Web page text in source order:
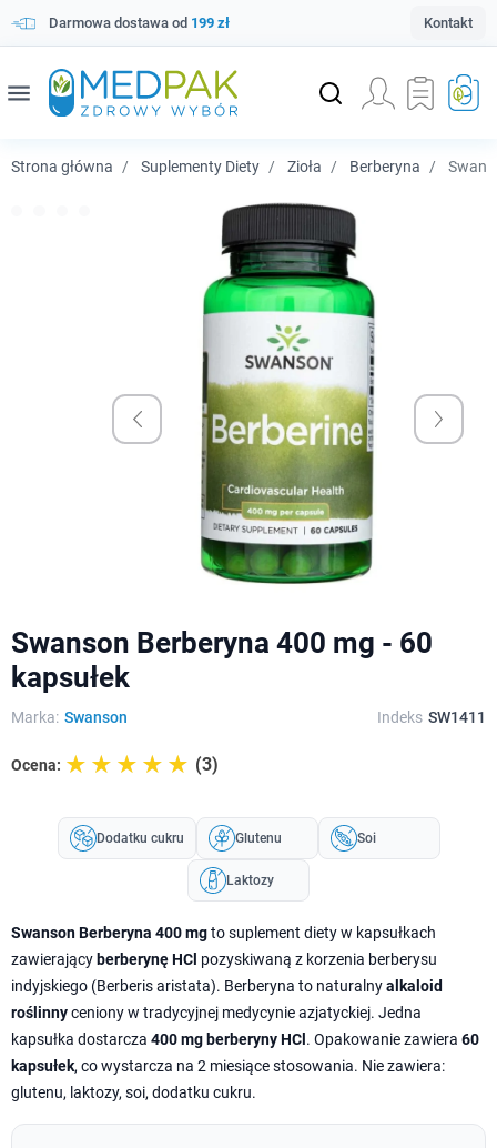
Darmowa dostawa od 199 zł Kontakt
menu
Strona główna Suplementy Diety Zioła Berberyna
Swanson Berberyna 400 mg - 60
kapsułek
Marka: Swanson Indeks SW1411
Ocena: ☆☆☆☆☆
★★★★★ (3)
Dodatku cukru Glutenu Soi
Laktozy
Swanson Berberyna 400 mgto suplement diety w kapsułkach
zawierający berberynę HCl pozyskiwaną z korzenia berberysu
indyjskiego (Berberis aristata). Berberyna to naturalnyalkaloid
roślinnyceniony w tradycyjnej medycynie azjatyckiej. Jedna
kapsułka dostarcza 400 mg berberyny HCl . Opakowanie zawiera 60
kapsułek, co wystarcza na 2 miesiące stosowania. Nie zawiera:
glutenu, laktozy, soi, dodatku cukru.